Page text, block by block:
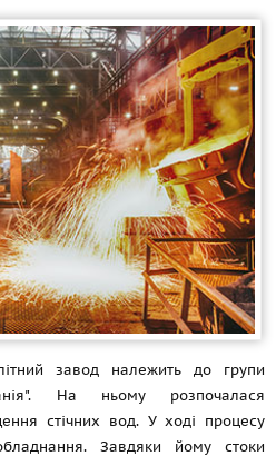
завод належить до групи
На ньому розпочалася
стічних вод. У ході процесу
Завдяки йому стоки